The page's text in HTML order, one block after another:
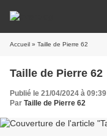
Accueil » Taille de Pierre 62
Taille de Pierre 62
Publié le 21/04/2024 à 09:39
Par Taille de Pierre 62